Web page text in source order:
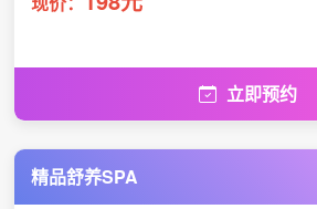
立即预约
精品舒养SPA